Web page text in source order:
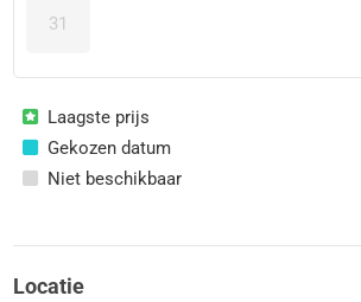
31
Laagste prijs
Gekozen datum
Niet beschikbaar
Locatie